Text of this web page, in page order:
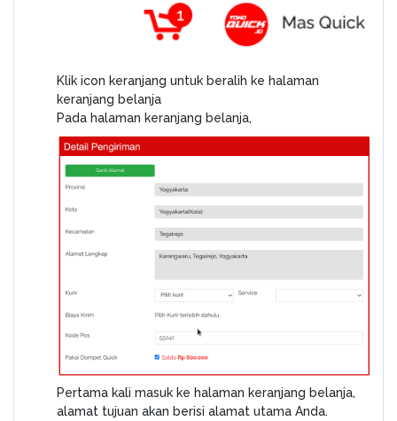
Klik icon keranjang untuk beralih ke halaman
keranjang belanja
Pada halaman keranjang belanja,
Pertama kali masuk ke halaman keranjang belanja,
alamat tujuan akan berisi alamat utama Anda.